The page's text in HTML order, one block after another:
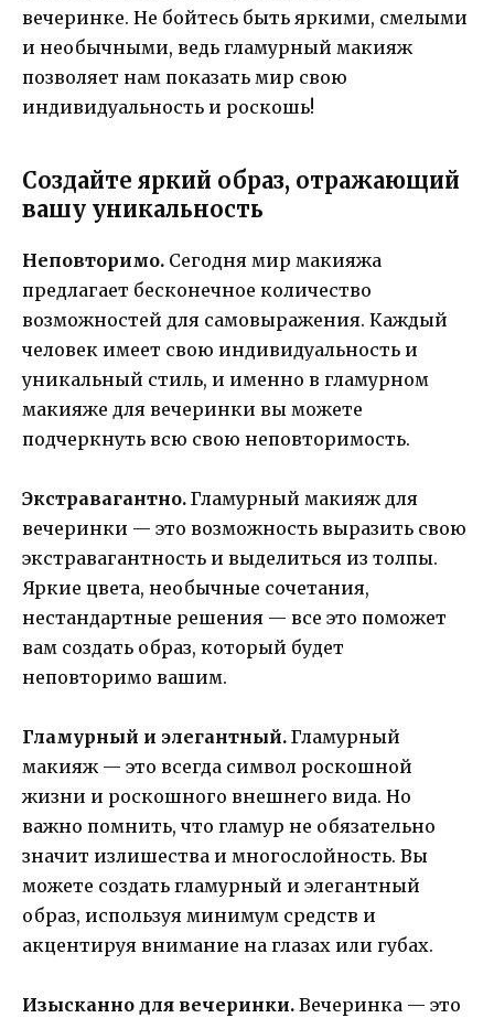
вечеринке. Не бойтесь быть яркими, смелыми
и необычными, ведь гламурный макияж
позволяет нам показать мир свою
индивидуальность и роскошь!
Создайте яркий образ, отражающий
вашу уникальность
Неповторимо. Сегодня мир макияжа
предлагает бесконечное количество
возможностей для самовыражения. Каждый
человек имеет свою индивидуальность и
уникальный стиль, и именно в гламурном
макияже для вечеринки вы можете
подчеркнуть всю свою неповторимость.
Экстравагантно. Гламурный макияж для
вечеринки — это возможность выразить свою
экстравагантность и выделиться из толпы.
Яркие цвета, необычные сочетания,
нестандартные решения — все это поможет
вам создать образ, который будет
неповторимо вашим.
Гламурный и элегантный. Гламурный
макияж — это всегда символ роскошной
жизни и роскошного внешнего вида. Но
важно помнить, что гламур не обязательно
значит излишества и многослойность. Вы
можете создать гламурный и элегантный
образ, используя минимум средств и
акцентируя внимание на глазах или губах.
Изысканно для вечеринки. Вечеринка — это